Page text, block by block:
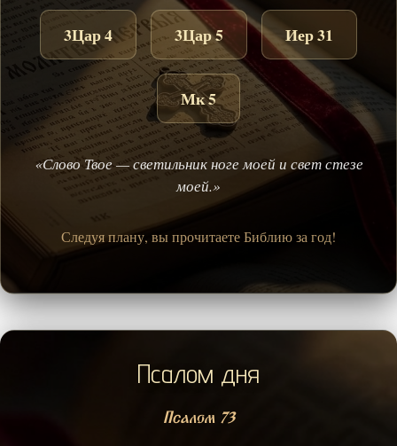
3Цар 4 3Цар 5 Иер 31
Мк 5
«Слово Твое — светильник ноге моей и свет стезе
моей.»
Следуя плану, вы прочитаете Библию за год!
Псалом дня
Псалом 73